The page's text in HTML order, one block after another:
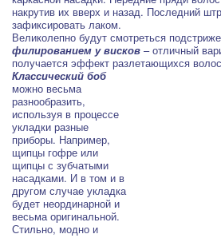
накрутив их вверх и назад. Последний
зафиксировать лаком.
Великолепно будут смотреться
филированием у висков – отличный
получается эффект разлетающихся
Классический боб
можно весьма
разнообразить,
используя в процессе
укладки разные
приборы. Например,
щипцы гофре или
щипцы с зубчатыми
насадками. И в том и в
другом случае укладка
будет неординарной и
весьма оригинальной.
Стильно, модно и